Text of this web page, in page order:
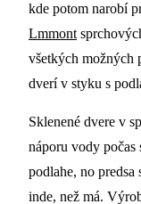
kde potom narobí
Lmmont
všetkých možných
dverí v styku s
Sklenené dvere v
náporu vody počas
podlahe, no predsa
inde, než má.